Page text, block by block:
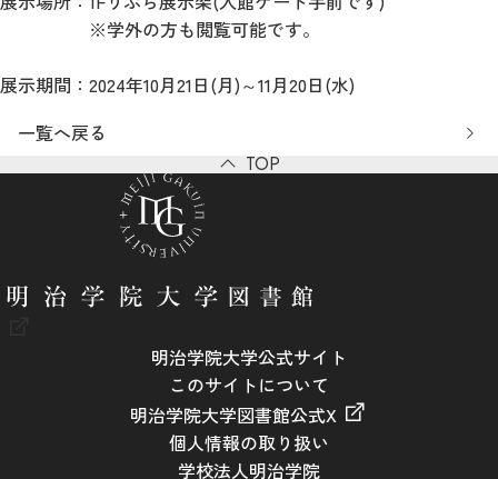
※学外の方も閲覧可能です。
展示期間：2024年10月21日(月)～11月20日(水)
一覧へ戻る
TOP
明治学院大学公式サイト
このサイトについて
明治学院大学図書館公式X
個人情報の取り扱い
学校法人明治学院